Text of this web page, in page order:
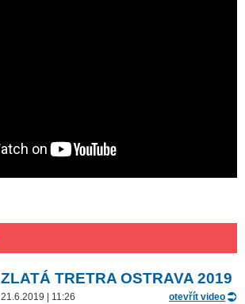
ZLATÁ TRETRA OSTRAVA 2019
21.6.2019 | 11:26 otevřít video